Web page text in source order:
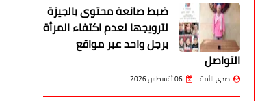
ضبط صانعة محتوى بالجيزة
لترويجها لعدم اكتفاء المرأة
برجل واحد عبر مواقع
التواصل
صدى الأمة 06 أغسطس 2026